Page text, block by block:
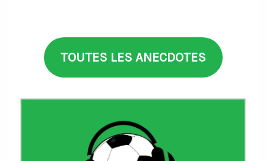
TOUTES LES ANECDOTES